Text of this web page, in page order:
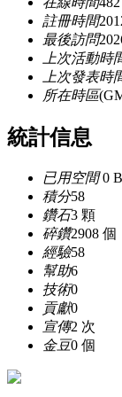
註冊時間
最後訪問
上次活動時
上次發表時
所在時區
統計信息
已用空間0 B
積分58
鑽石3 顆
碎鑽2908 個
經驗58
幫助6
技術0
貢獻0
宣傳2 次
金豆0 個